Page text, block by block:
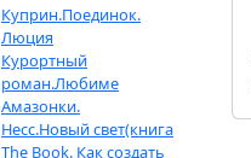
Куприн.Поединок.
Люция
Курортный
роман.Любиме
Амазонки.
Несс.Новый свет(книга
The Book. Как создать